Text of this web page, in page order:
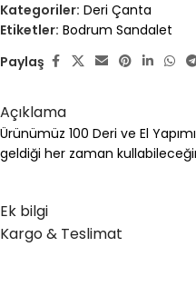
Kategoriler: Deri Çanta
Etiketler: Bodrum Sandalet
Paylaş
Açıklama
Ürünümüz 100 Deri ve El
geldiği her zaman
Ek bilgi
Kargo & Teslimat